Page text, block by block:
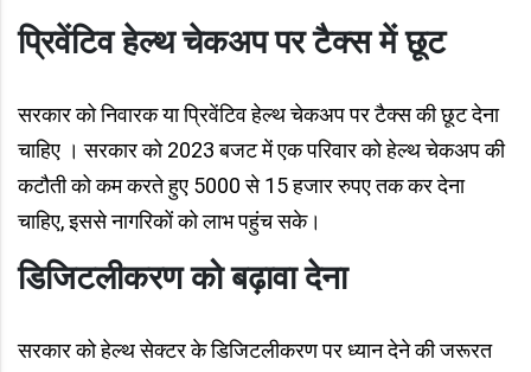
प्रिवेंटिव हेल्थ चेकअप पर टैक्स में छूट
सरकार को निवारक या प्रिवेंटिव हेल्थ चेकअप पर टैक्स की छूट देना
चाहिए । सरकार को 2023 बजट में एक परिवार को हेल्थ चेकअप की
कटौती को कम करते हुए 5000 से 15 हजार रुपए तक कर देना
चाहिए, इससे नागरिकों को लाभ पहुंच सके।
डिजिटलीकरण को बढ़ावा देना
सरकार को हेल्थ सेक्टर के डिजिटलीकरण पर ध्यान देने की जरूरत